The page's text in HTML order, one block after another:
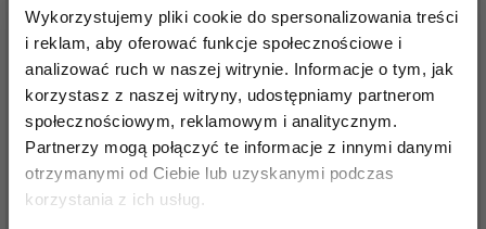
Wykorzystujemy pliki cookie do spersonalizowania treści
i reklam, aby oferować funkcje społecznościowe i
analizować ruch w naszej witrynie. Informacje o tym, jak
korzystasz z naszej witryny, udostępniamy partnerom
społecznościowym, reklamowym i analitycznym.
Partnerzy mogą połączyć te informacje z innymi danymi
otrzymanymi od Ciebie lub uzyskanymi podczas
korzystania z ich usług.
BC GARN SEMILLA
GOTS
36,70 zł
BC GARN SEMILLA
PURA GOTS
Oszczędź nawet do 50%